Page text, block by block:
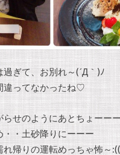
ぎて、お別れ～(´Д｀)ﾉ
違ってなかったね♡
らせのようにあとちょーー
・・土砂降りにーーー
れ帰りの運転めっちゃ怖～